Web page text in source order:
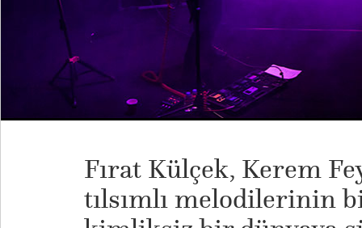
Fırat Külçek, Kerem
tılsımlı melodilerinin